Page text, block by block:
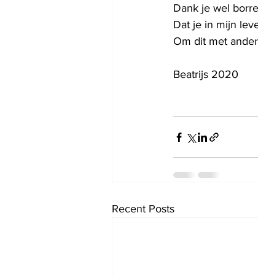
Dank je wel
Dat je in mijn
Om dit met
Beatrijs 2020
Recent Posts